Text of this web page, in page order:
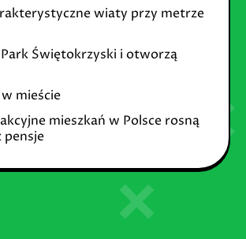
wiaty przy metrze
Świętokrzyski i otworzą
mieście
mieszkań w Polsce rosną
pensje